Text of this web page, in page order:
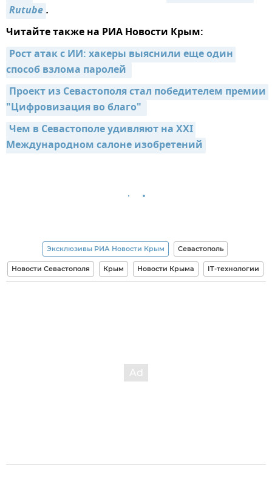
Rutube.
Читайте также на РИА Новости Крым:
Рост атак с ИИ: хакеры выяснили еще один
способ взлома паролей
Проект из Севастополя стал победителем премии
"Цифровизация во благо"
Чем в Севастополе удивляют на ХXI
Международном салоне изобретений
Эксклюзивы РИА Новости Крым Севастополь
Новости Севастополя Крым Новости Крыма IT-технологии